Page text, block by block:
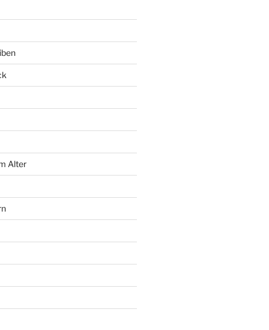
Alter